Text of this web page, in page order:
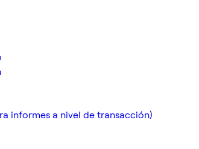
informes a nivel de transacción)